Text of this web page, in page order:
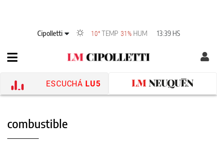
Cipolletti 10° TEMP 31% HUM 13:39 HS
ESCUCHÁ LU5
combustible